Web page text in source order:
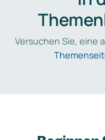
Versuchen Sie, eine